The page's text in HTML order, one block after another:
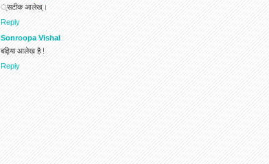
्सटीक आलेख्।
Reply
Sonroopa Vishal
बढ़िया आलेख है !
Reply